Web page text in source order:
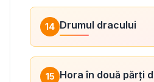
14 Drumul dracului
15 Hora în două părți